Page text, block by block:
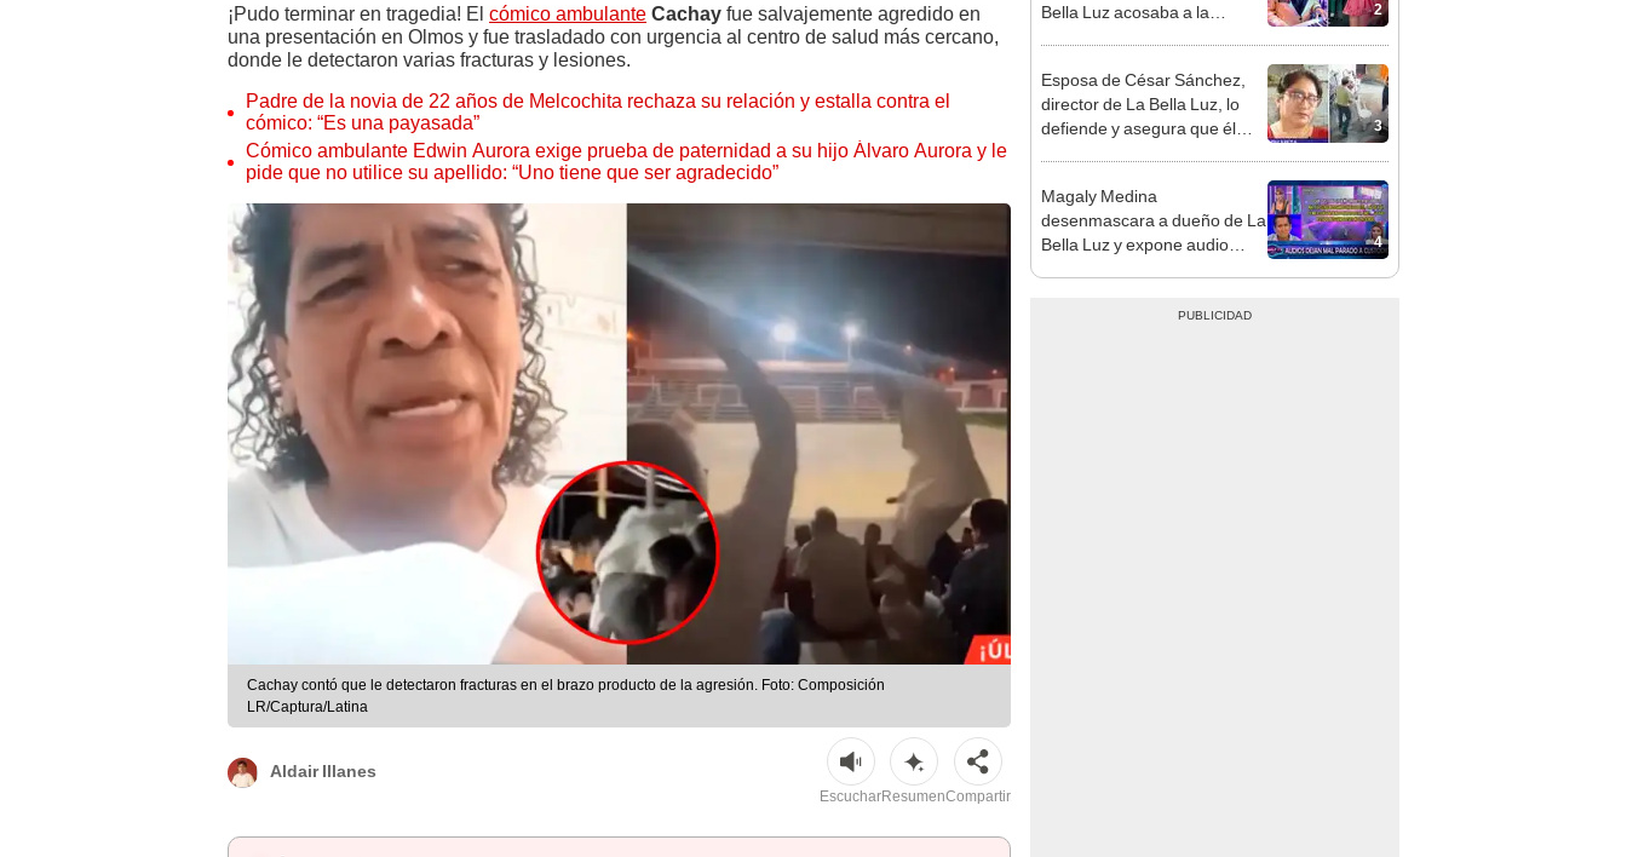
¡Pudo terminar en tragedia! El cómico ambulante Cachay fue salvajemente agredido en
una presentación en Olmos y fue trasladado con urgencia al centro de salud más cercano,
donde le detectaron varias fracturas y lesiones.
Padre de la novia de 22 años de Melcochita rechaza su relación y estalla contra el
cómico: “Es una payasada”
Cómico ambulante Edwin Aurora exige prueba de paternidad a su hijo Álvaro Aurora y le
pide que no utilice su apellido: “Uno tiene que ser agradecido”
Cachay contó que le detectaron fracturas en el brazo producto de la agresión. Foto: Composición
LR/Captura/Latina
Aldair Illanes
EscucharResumenCompartir
2
Bella Luz acosaba a la
3
Esposa de César Sánchez,
director de La Bella Luz, lo
defiende y asegura que él
dos años"
4
Magaly Medina
desenmascara a dueño de La
Bella Luz y expone audio